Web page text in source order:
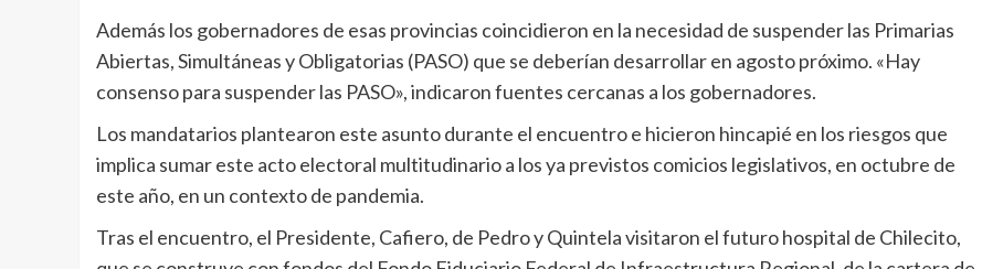
Además los gobernadores de esas provincias coincidieron en la necesidad de suspender las Primarias
Abiertas, Simultáneas y Obligatorias (PASO) que se deberían desarrollar en agosto próximo. «Hay
consenso para suspender las PASO», indicaron fuentes cercanas a los gobernadores.
Los mandatarios plantearon este asunto durante el encuentro e hicieron hincapié en los riesgos que
implica sumar este acto electoral multitudinario a los ya previstos comicios legislativos, en octubre de
este año, en un contexto de pandemia.
Tras el encuentro, el Presidente, Cafiero, de Pedro y Quintela visitaron el futuro hospital de Chilecito,